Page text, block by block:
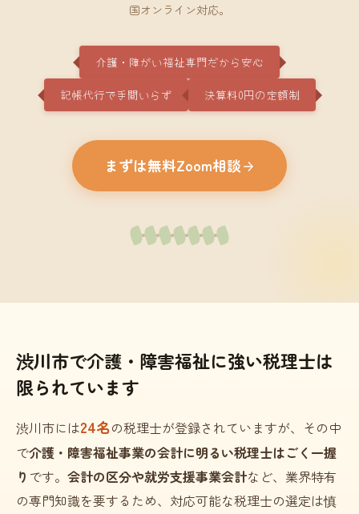
国オンライン対応。
介護・障がい福祉専門だから安心
記帳代行で手間いらず 決算料0円の定額制
まずは無料Zoom相談
渋川市で介護・障害福祉に強い税理士は
限られています
渋川市には24名の税理士が登録されていますが、その中
で介護・障害福祉事業の会計に明るい税理士はごく一握
り です。 会計の区分や就労支援事業会計など、業界特有
の専門知識を要するため、対応可能な税理士の選定は慎